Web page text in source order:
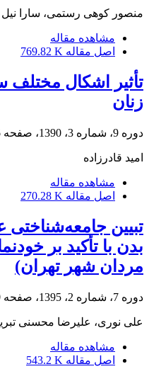
منصور کوهی رستمی، سارا نیل
مشاهده مقاله
اصل مقاله 769.82 K
تأثیر اشکال
زنان
دوره 9، شماره 3، 1390، صفحه
امید قادرزاده
مشاهده مقاله
اصل مقاله 270.28 K
تبیین جامعه‌شناختی
بدن با تأکید بر
مردان شهر تهران)
دوره 7، شماره 2، 1395، صفحه
علی نوری، علیرضا محسنی
مشاهده مقاله
اصل مقاله 543.2 K